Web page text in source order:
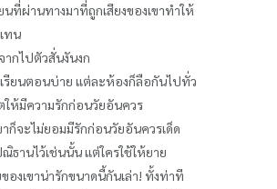
นที่ผ่านทางมาที่ถูกเสียงของเขาทำให้
ทน
ากไปตัวสั่นงันงก
เรียนตอนบ่าย แต่ละห้องก็ลือกันไปทั่ว
ห้มีความรักก่อนวัยอันควร
าก็จะไม่ยอมมีรักก่อนวัยอันควรเด็ด
ณิธานไว้เช่นนั้น แต่ใครใช้ให้ยาย
องเขาน่ารักขนาดนี้กันเล่า! ทั้งท่าที